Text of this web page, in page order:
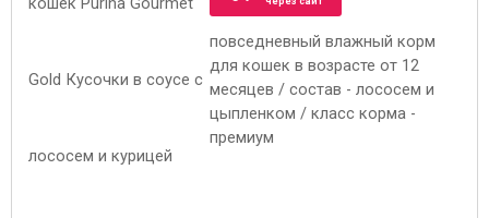
повседневный влажный корм
для кошек в возрасте от 12
месяцев / состав - лососем и
цыпленком / класс корма -
премиум